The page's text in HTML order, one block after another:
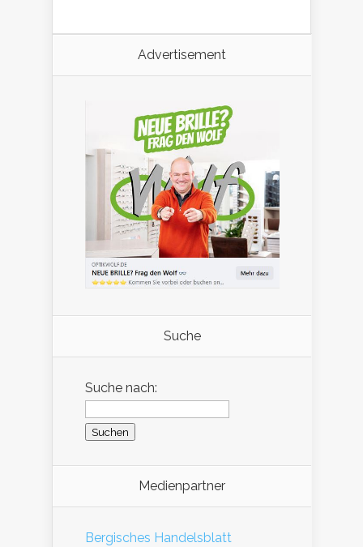
Advertisement
Suche
Suche nach:
Medienpartner
Bergisches Handelsblatt